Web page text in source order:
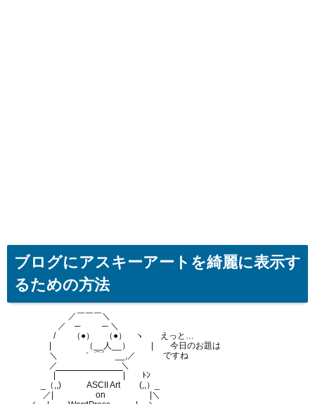
ブログにアスキーアートを綺麗に表示す
るための方法
／￣￣￣＼
／　─　 　 ─ ＼
/　　（●） 　（●）　ヽ　　えっと…
|　　　　（__人__）　 　 |　　今日のお題は
＼　　　｀ ⌒´　 __,／ 　　　ですね
／　 　 　 　 　 　 ＼
|￣￣￣￣￣￣￣￣|　　ﾄﾝ
_（,,)　　　ASCII Art　 　(,,）_
／|　　　　　on　　　　　 |＼